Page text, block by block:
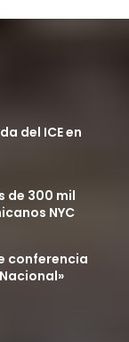
del ICE en
de 300 mil
NYC
conferencia